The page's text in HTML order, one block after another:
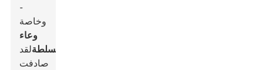
-
وخاصة
وعاء
السلطةلقد
صادفت